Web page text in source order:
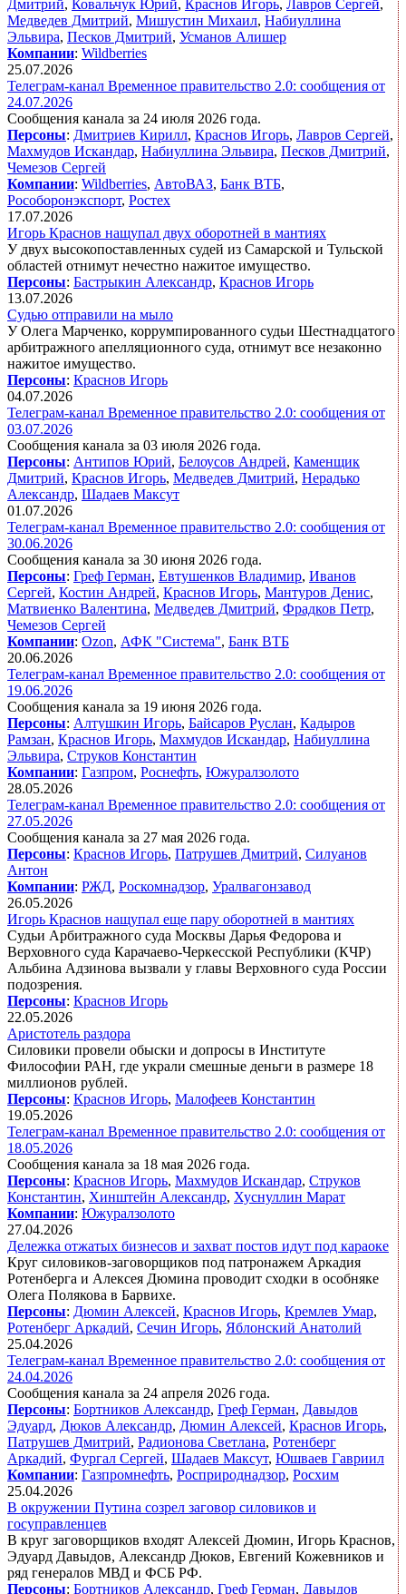
Дмитрий, Ковальчук Юрий, Краснов Игорь, Лавров Сергей,
Медведев Дмитрий, Мишустин Михаил, Набиуллина
Эльвира, Песков Дмитрий, Усманов Алишер
Компании: Wildberries
25.07.2026
Телеграм-канал Временное правительство 2.0: сообщения от
24.07.2026
Сообщения канала за 24 июля 2026 года.
Персоны: Дмитриев Кирилл, Краснов Игорь, Лавров Сергей,
Махмудов Искандар, Набиуллина Эльвира, Песков Дмитрий,
Чемезов Сергей
Компании: Wildberries, АвтоВАЗ, Банк ВТБ,
Рособоронэкспорт, Ростех
17.07.2026
Игорь Краснов нащупал двух оборотней в мантиях
У двух высокопоставленных судей из Самарской и Тульской
областей отнимут нечестно нажитое имущество.
Персоны: Бастрыкин Александр, Краснов Игорь
13.07.2026
Судью отправили на мыло
У Олега Марченко, коррумпированного судьи Шестнадцатого
арбитражного апелляционного суда, отнимут все незаконно
нажитое имущество.
Персоны: Краснов Игорь
04.07.2026
Телеграм-канал Временное правительство 2.0: сообщения от
03.07.2026
Сообщения канала за 03 июля 2026 года.
Персоны: Антипов Юрий, Белоусов Андрей, Каменщик
Дмитрий, Краснов Игорь, Медведев Дмитрий, Нерадько
Александр, Шадаев Максут
01.07.2026
Телеграм-канал Временное правительство 2.0: сообщения от
30.06.2026
Сообщения канала за 30 июня 2026 года.
Персоны: Греф Герман, Евтушенков Владимир, Иванов
Сергей, Костин Андрей, Краснов Игорь, Мантуров Денис,
Матвиенко Валентина, Медведев Дмитрий, Фрадков Петр,
Чемезов Сергей
Компании: Ozon, АФК "Система", Банк ВТБ
20.06.2026
Телеграм-канал Временное правительство 2.0: сообщения от
19.06.2026
Сообщения канала за 19 июня 2026 года.
Персоны: Алтушкин Игорь, Байсаров Руслан, Кадыров
Рамзан, Краснов Игорь, Махмудов Искандар, Набиуллина
Эльвира, Струков Константин
Компании: Газпром, Роснефть, Южуралзолото
28.05.2026
Телеграм-канал Временное правительство 2.0: сообщения от
27.05.2026
Сообщения канала за 27 мая 2026 года.
Персоны: Краснов Игорь, Патрушев Дмитрий, Силуанов
Антон
Компании: РЖД, Роскомнадзор, Уралвагонзавод
26.05.2026
Игорь Краснов нащупал еще пару оборотней в мантиях
Судьи Арбитражного суда Москвы Дарья Федорова и
Верховного суда Карачаево-Черкесской Республики (КЧР)
Альбина Адзинова вызвали у главы Верховного суда России
подозрения.
Персоны: Краснов Игорь
22.05.2026
Аристотель раздора
Силовики провели обыски и допросы в Институте
Философии РАН, где украли смешные деньги в размере 18
миллионов рублей.
Персоны: Краснов Игорь, Малофеев Константин
19.05.2026
Телеграм-канал Временное правительство 2.0: сообщения от
18.05.2026
Сообщения канала за 18 мая 2026 года.
Персоны: Краснов Игорь, Махмудов Искандар, Струков
Константин, Хинштейн Александр, Хуснуллин Марат
Компании: Южуралзолото
27.04.2026
Дележка отжатых бизнесов и захват постов идут под караоке
Круг силовиков-заговорщиков под патронажем Аркадия
Ротенберга и Алексея Дюмина проводит сходки в особняке
Олега Полякова в Барвихе.
Персоны: Дюмин Алексей, Краснов Игорь, Кремлев Умар,
Ротенберг Аркадий, Сечин Игорь, Яблонский Анатолий
25.04.2026
Телеграм-канал Временное правительство 2.0: сообщения от
24.04.2026
Сообщения канала за 24 апреля 2026 года.
Персоны: Бортников Александр, Греф Герман, Давыдов
Эдуард, Дюков Александр, Дюмин Алексей, Краснов Игорь,
Патрушев Дмитрий, Радионова Светлана, Ротенберг
Аркадий, Фургал Сергей, Шадаев Максут, Юшваев Гавриил
Компании: Газпромнефть, Росприроднадзор, Росхим
25.04.2026
В окружении Путина созрел заговор силовиков и
госуправленцев
В круг заговорщиков входят Алексей Дюмин, Игорь Краснов,
Эдуард Давыдов, Александр Дюков, Евгений Кожевников и
ряд генералов МВД и ФСБ РФ.
Персоны: Бортников Александр, Греф Герман, Давыдов